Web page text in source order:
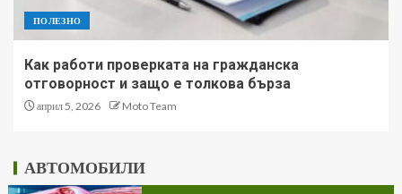
ПОЛЕЗНО
Как работи проверката на гражданска
отговорност и защо е толкова бърза
април 5, 2026 Moto Team
АВТОМОБИЛИ